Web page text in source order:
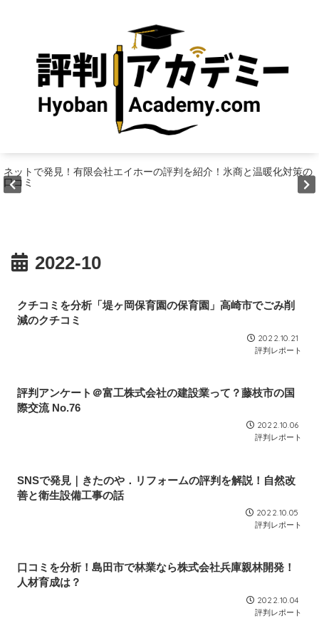
ネットで発見！有限会社エイホーの評判を紹介！氷商と温暖化対策の
口コミ
2022-10
クチコミを分析「堤ヶ岡保育園の保育園」高崎市でごみ削
減のクチコミ
2022.10.21
評判レポート
評判アンケート＠富工株式会社の建設業って？藤枝市の国
際交流 No.76
2022.10.06
評判レポート
SNSで発見｜きたのや．リフォームの評判を解説！自然改
善と衛生設備工事の話
2022.10.05
評判レポート
口コミを分析！島田市で林業なら株式会社兵庫親林開発！
人材育成は？
2022.10.04
評判レポート